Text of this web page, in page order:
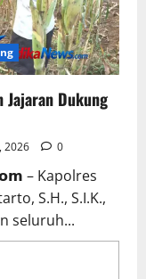
Dukung
2026 0
– Kapolres
S.H., S.I.K.,
seluruh...